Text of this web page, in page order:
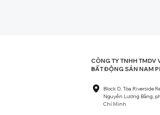
CÔNG TY TNHH TMDV
BẤT ĐỘNG SẢN NAM
Block D, Tòa Riverside
Nguyễn Lương Bằng,
Chí Minh